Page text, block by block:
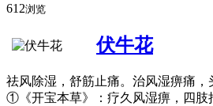
612浏览
伏牛花
祛风除湿，舒筋止痛。治风湿痹痛，
①《开宝本草》：疗久风湿痹，四肢